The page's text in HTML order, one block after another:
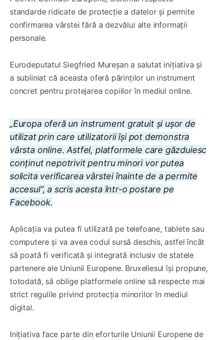
standarde ridicate de protecție a datelor și permite
confirmarea vârstei fără a dezvălui alte informații
personale.
Eurodeputatul Siegfried Mureșan a salutat inițiativa și
a subliniat că aceasta oferă părinților un instrument
concret pentru protejarea copiilor în mediul online.
„Europa oferă un instrument gratuit și ușor de
utilizat prin care utilizatorii își pot demonstra
vârsta online. Astfel, platformele care găzduiesc
conținut nepotrivit pentru minori vor putea
solicita verificarea vârstei înainte de a permite
accesul”, a scris acesta într-o postare pe
Facebook.
Aplicația va putea fi utilizată pe telefoane, tablete sau
computere și va avea codul sursă deschis, astfel încât
să poată fi verificată și integrată inclusiv de statele
partenere ale Uniunii Europene. Bruxellesul își propune,
totodată, să oblige platformele online să respecte mai
strict regulile privind protecția minorilor în mediul
digital.
Inițiativa face parte din eforturile Uniunii Europene de